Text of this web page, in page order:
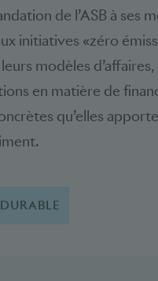
de l’ASB à ses
initiatives «zéro
modèles
en matière de
qu’elles